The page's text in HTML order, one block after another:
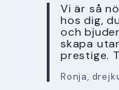
Vi är så
hos dig,
och
skapa
prestige.
Ronja,